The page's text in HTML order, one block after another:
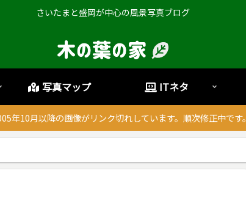
さいたまと盛岡が中心の風景写真ブログ
写真マップ ITネタ
年10月以降の画像がリンク切れしています。順次修正中です。